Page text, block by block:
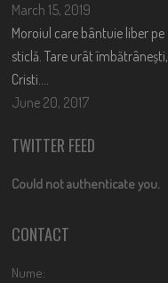
March 15, 2019
Moroiul care bântuie liber pe
sticlă. Tare urât îmbătrânești,
Cristi….
June 20, 2017
TWITTER FEED
Could not authenticate you.
CONTACT
Nume: